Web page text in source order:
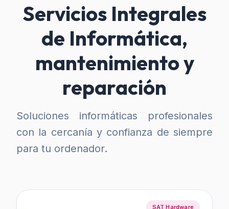
Servicios Integrales
de Informática,
mantenimiento y
reparación
Soluciones informáticas profesionales
con la cercanía y confianza de siempre
para tu ordenador.
SAT Hardware